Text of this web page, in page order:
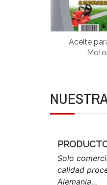
Aceite
Solo
calidad
Alemania...